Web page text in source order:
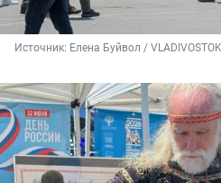
Источник: Елена Буйвол /